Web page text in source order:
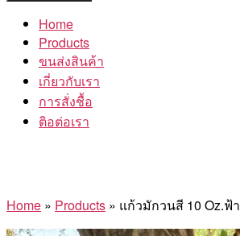
Home
Products
ขนส่งสินค้า
เกี่ยวกับเรา
การสั่งชื้อ
ติอต่อเรา
Home » Products » แก้วมักวนสี 10 Oz.ฟ้า